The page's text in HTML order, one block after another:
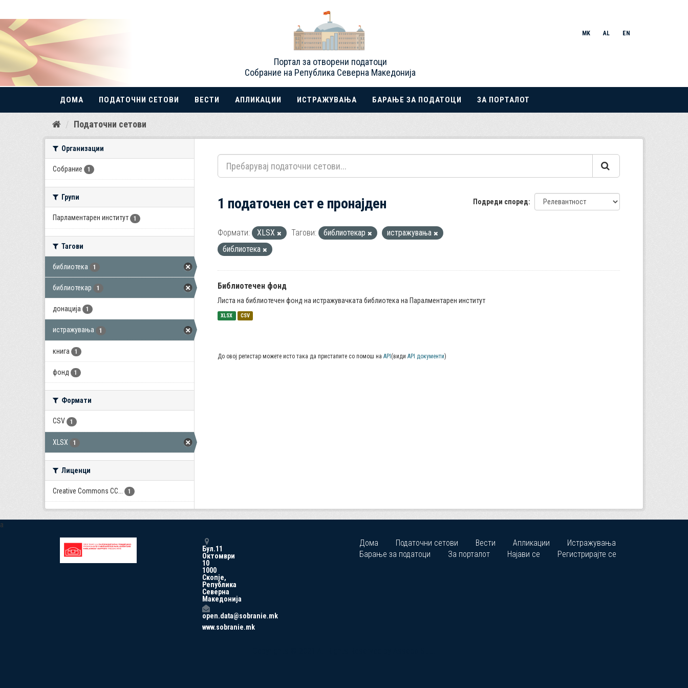
Прескокнете
Портал за отворени податоци
Собрание на Република Северна Македонија
MK AL EN
ДОМА ПОДАТОЧНИ СЕТОВИ ВЕСТИ АПЛИКАЦИИ ИСТРАЖУВАЊА БАРАЊЕ ЗА ПОДАТОЦИ ЗА ПОРТАЛОТ
Податочни сетови
Организации
Собрание 1
Групи
Парламентарен институт 1
Тагови
библиотека 1
библиотекар 1
донација 1
истражувања 1
книга 1
фонд 1
Формати
CSV 1
XLSX 1
Лиценци
Creative Commons CC... 1
Подреди според
1 податочен сет е пронајден
Формати: XLSX Тагови: библиотекар
истражувања
библиотека
Библиотечен фонд
Листа на библиотечен фонд на истражувачката библиотека на Паралментарен институт
XLSX CSV
До овој регистар можете исто така да пристапите со помош на API (види API документи)
a
Бул.11
Октомври
10
1000
Скопје,
Република
Северна
Македонија
open.data@sobranie.mk
www.sobranie.mk
Дома Податочни сетови Вести Апликации
Истражувања
Барање за податоци
За порталот Најави се Регистрирајте се